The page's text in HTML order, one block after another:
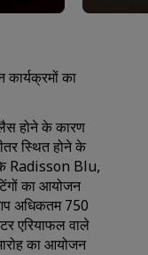
कार्यक्रमों का
होने के कारण
स्थित होने के
Radisson Blu,
का आयोजन
अधिकतम 750
एरियाफल वाले
का आयोजन